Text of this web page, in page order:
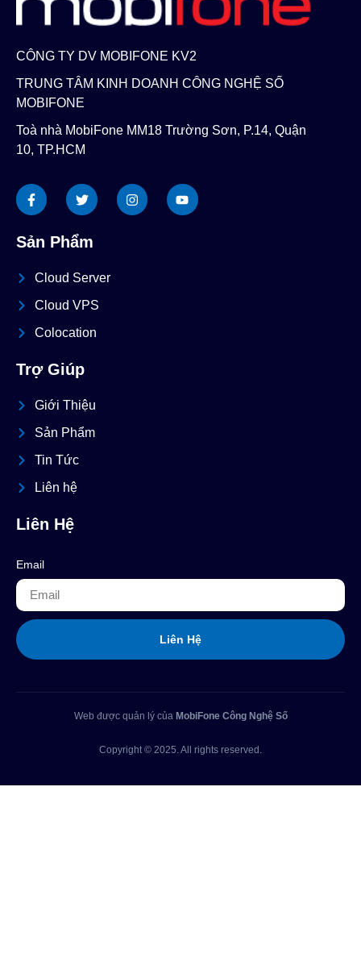
CÔNG TY DV MOBIFONE KV2
TRUNG TÂM KINH DOANH CÔNG NGHỆ SỐ
MOBIFONE
Toà nhà MobiFone MM18 Trường Sơn, P.14, Quận
10, TP.HCM
Sản Phẩm
Cloud Server
Cloud VPS
Colocation
Trợ Giúp
Giới Thiệu
Sản Phẩm
Tin Tức
Liên hệ
Liên Hệ
Email
Liên Hệ
Web được quản lý của MobiFone Công Nghệ Số
Copyright © 2025. All rights reserved.